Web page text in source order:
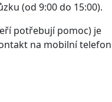
(od 9:00 do 15:00).
potřebují pomoc) je
na mobilní telefon